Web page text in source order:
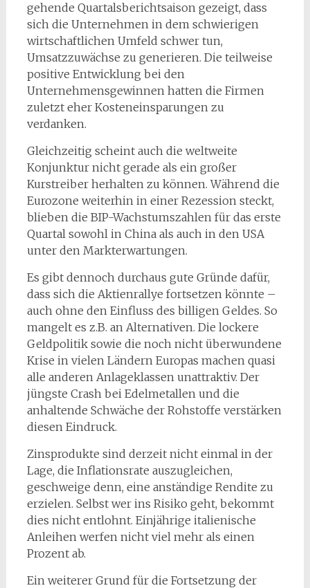
gehende Quartalsberichtsaison gezeigt, dass
sich die Unternehmen in dem schwierigen
wirtschaftlichen Umfeld schwer tun,
Umsatzzuwächse zu generieren. Die teilweise
positive Entwicklung bei den
Unternehmensgewinnen hatten die Firmen
zuletzt eher Kosteneinsparungen zu
verdanken.
Gleichzeitig scheint auch die weltweite
Konjunktur nicht gerade als ein großer
Kurstreiber herhalten zu können. Während die
Eurozone weiterhin in einer Rezession steckt,
blieben die BIP-Wachstumszahlen für das erste
Quartal sowohl in China als auch in den USA
unter den Markterwartungen.
Es gibt dennoch durchaus gute Gründe dafür,
dass sich die Aktienrallye fortsetzen könnte –
auch ohne den Einfluss des billigen Geldes. So
mangelt es z.B. an Alternativen. Die lockere
Geldpolitik sowie die noch nicht überwundene
Krise in vielen Ländern Europas machen quasi
alle anderen Anlageklassen unattraktiv. Der
jüngste Crash bei Edelmetallen und die
anhaltende Schwäche der Rohstoffe verstärken
diesen Eindruck.
Zinsprodukte sind derzeit nicht einmal in der
Lage, die Inflationsrate auszugleichen,
geschweige denn, eine anständige Rendite zu
erzielen. Selbst wer ins Risiko geht, bekommt
dies nicht entlohnt. Einjährige italienische
Anleihen werfen nicht viel mehr als einen
Prozent ab.
Ein weiterer Grund für die Fortsetzung der